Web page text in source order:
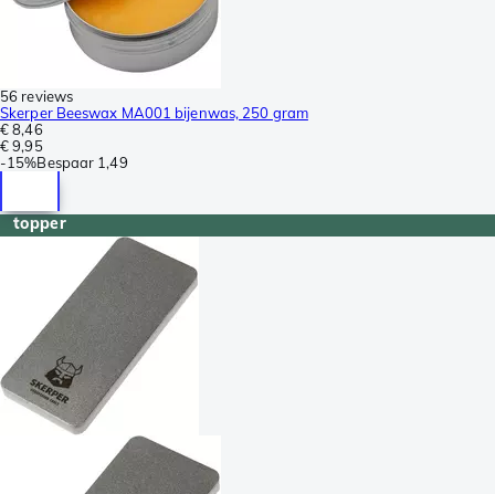
56 reviews
Skerper Beeswax MA001 bijenwas, 250 gram
€ 8,46
€ 9,95
-15%Bespaar 1,49
topper